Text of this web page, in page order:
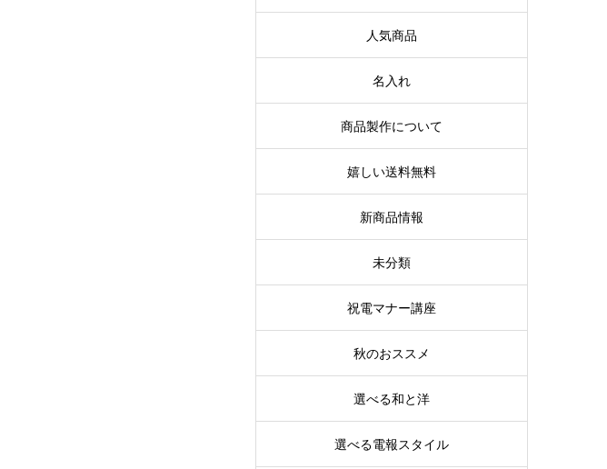
人気商品
名入れ
商品製作について
嬉しい送料無料
新商品情報
未分類
祝電マナー講座
秋のおススメ
選べる和と洋
選べる電報スタイル